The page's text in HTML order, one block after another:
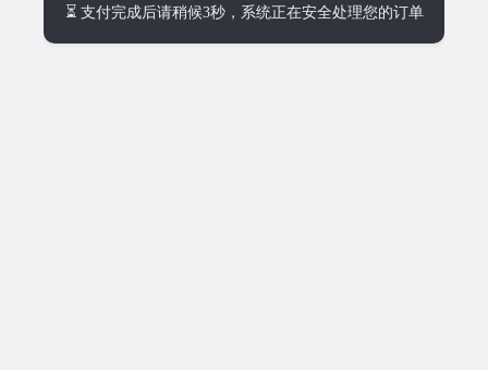
⏳ 支付完成后请稍候3秒，系统正在安全处理您的订单